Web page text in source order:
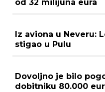
od 32 milijuna eura
Iz aviona u Neveru:
stigao u Pulu
Dovoljno je bilo
dobitniku 80.000